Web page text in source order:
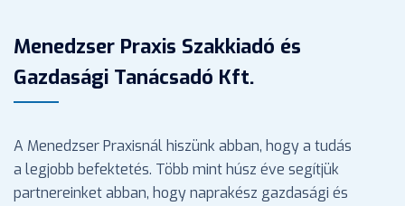
Menedzser Praxis Szakkiadó és
Gazdasági Tanácsadó Kft.
A Menedzser Praxisnál hiszünk abban, hogy a tudás
a legjobb befektetés. Több mint húsz éve segítjük
partnereinket abban, hogy naprakész gazdasági és